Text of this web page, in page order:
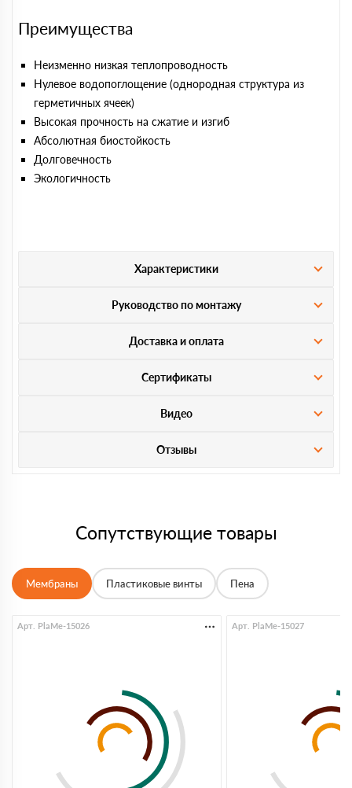
Преимущества
Неизменно низкая теплопроводность
Нулевое водопоглощение (однородная структура из
герметичных ячеек)
Высокая прочность на сжатие и изгиб
Абсолютная биостойкость
Долговечность
Экологичность
Характеристики
Руководство по монтажу
Доставка и оплата
Сертификаты
Видео
Отзывы
Сопутствующие товары
Мембраны Пластиковые винты Пена
Арт. PlaMe-15026 Арт. PlaMe-15027